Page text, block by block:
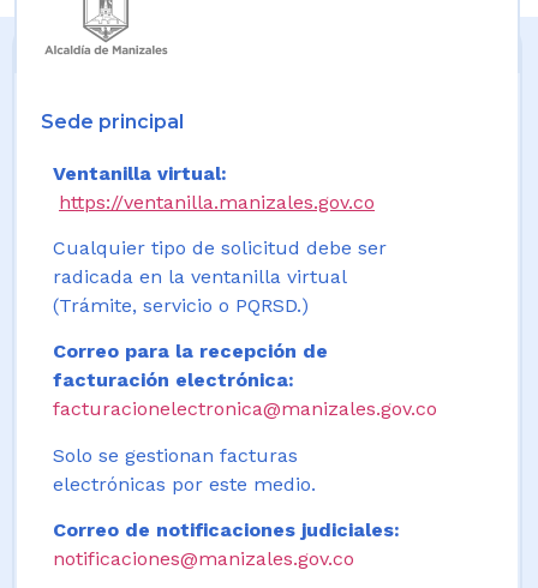
Sede principal
Ventanilla virtual:
https://ventanilla.manizales.gov.co
Cualquier tipo de solicitud debe ser
radicada en la ventanilla virtual
(Trámite, servicio o PQRSD.)
Correo para la recepción de
facturación electrónica:
facturacionelectronica@manizales.gov.co
Solo se gestionan facturas
electrónicas por este medio.
Correo de notificaciones judiciales:
notificaciones@manizales.gov.co